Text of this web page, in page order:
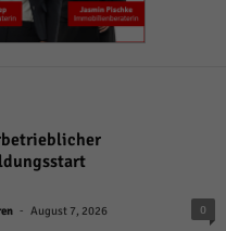
- August 7, 2026 0